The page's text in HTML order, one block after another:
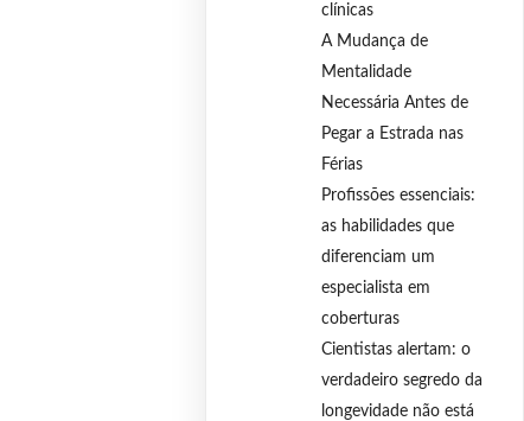
clínicas
A Mudança de
Mentalidade
Necessária Antes de
Pegar a Estrada nas
Férias
Profissões essenciais:
as habilidades que
diferenciam um
especialista em
coberturas
Cientistas alertam: o
verdadeiro segredo da
longevidade não está